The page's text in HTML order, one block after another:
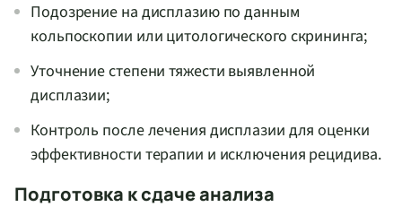
Подозрение на дисплазию по данным
кольпоскопии или цитологического скрининга;
Уточнение степени тяжести выявленной
дисплазии;
Контроль после лечения дисплазии для оценки
эффективности терапии и исключения рецидива.
Подготовка к сдаче анализа